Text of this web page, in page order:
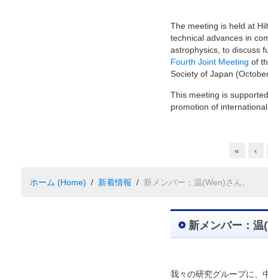
The meeting is held at
technical advances in
astrophysics, to discuss
Fourth Joint Meeting of
Society of Japan
This meeting is
promotion of
« ‹
ホーム (Home) 新着情報 新メンバー：温(Wen)さん。
新メンバー：温
我々の研究グループに、